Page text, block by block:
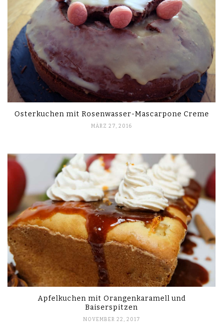
Osterkuchen mit Rosenwasser-Mascarpone Creme
MÄRZ 27, 2016
Apfelkuchen mit Orangenkaramell und
Baiserspitzen
NOVEMBER 22, 2017